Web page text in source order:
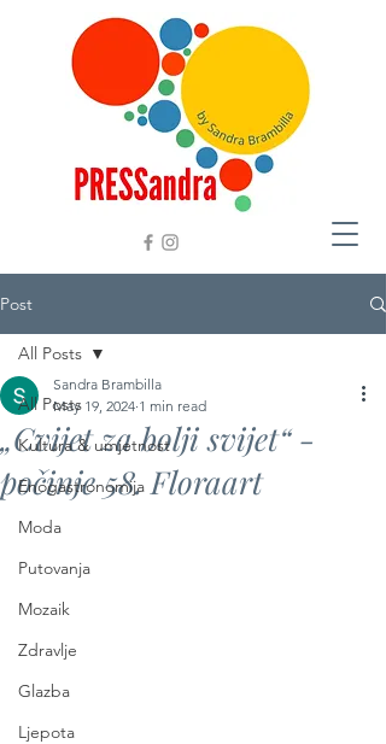
Post
All Posts
Kultura & umjetnost
Enogastronomija
Moda
Putovanja
Mozaik
Zdravlje
Glazba
Ljepota
All Posts
„Cvijet za bolji svijet“ -
počinje 58. Floraart
Sandra Brambilla
May 19, 2024 1 min read